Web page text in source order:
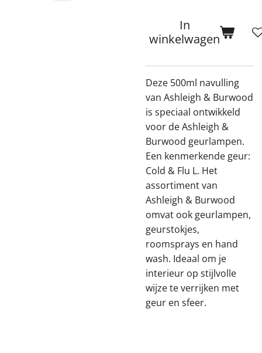
In
winkelwagen
Deze 500ml navulling
van Ashleigh & Burwood
is speciaal ontwikkeld
voor de Ashleigh &
Burwood geurlampen.
Een kenmerkende geur:
Cold & Flu L. Het
assortiment van
Ashleigh & Burwood
omvat ook geurlampen,
geurstokjes,
roomsprays en hand
wash. Ideaal om je
interieur op stijlvolle
wijze te verrijken met
geur en sfeer.